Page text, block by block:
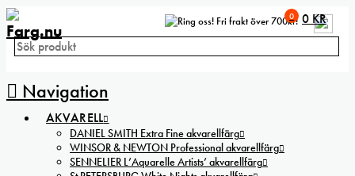
Fri frakt över 700kr!
Navigation
0 0 KR
AKVARELL
DANIEL SMITH Extra Fine akvarellfärg
WINSOR & NEWTON Professional akvarellfärg
SENNELIER L’Aquarelle Artists’ akvarellfärg